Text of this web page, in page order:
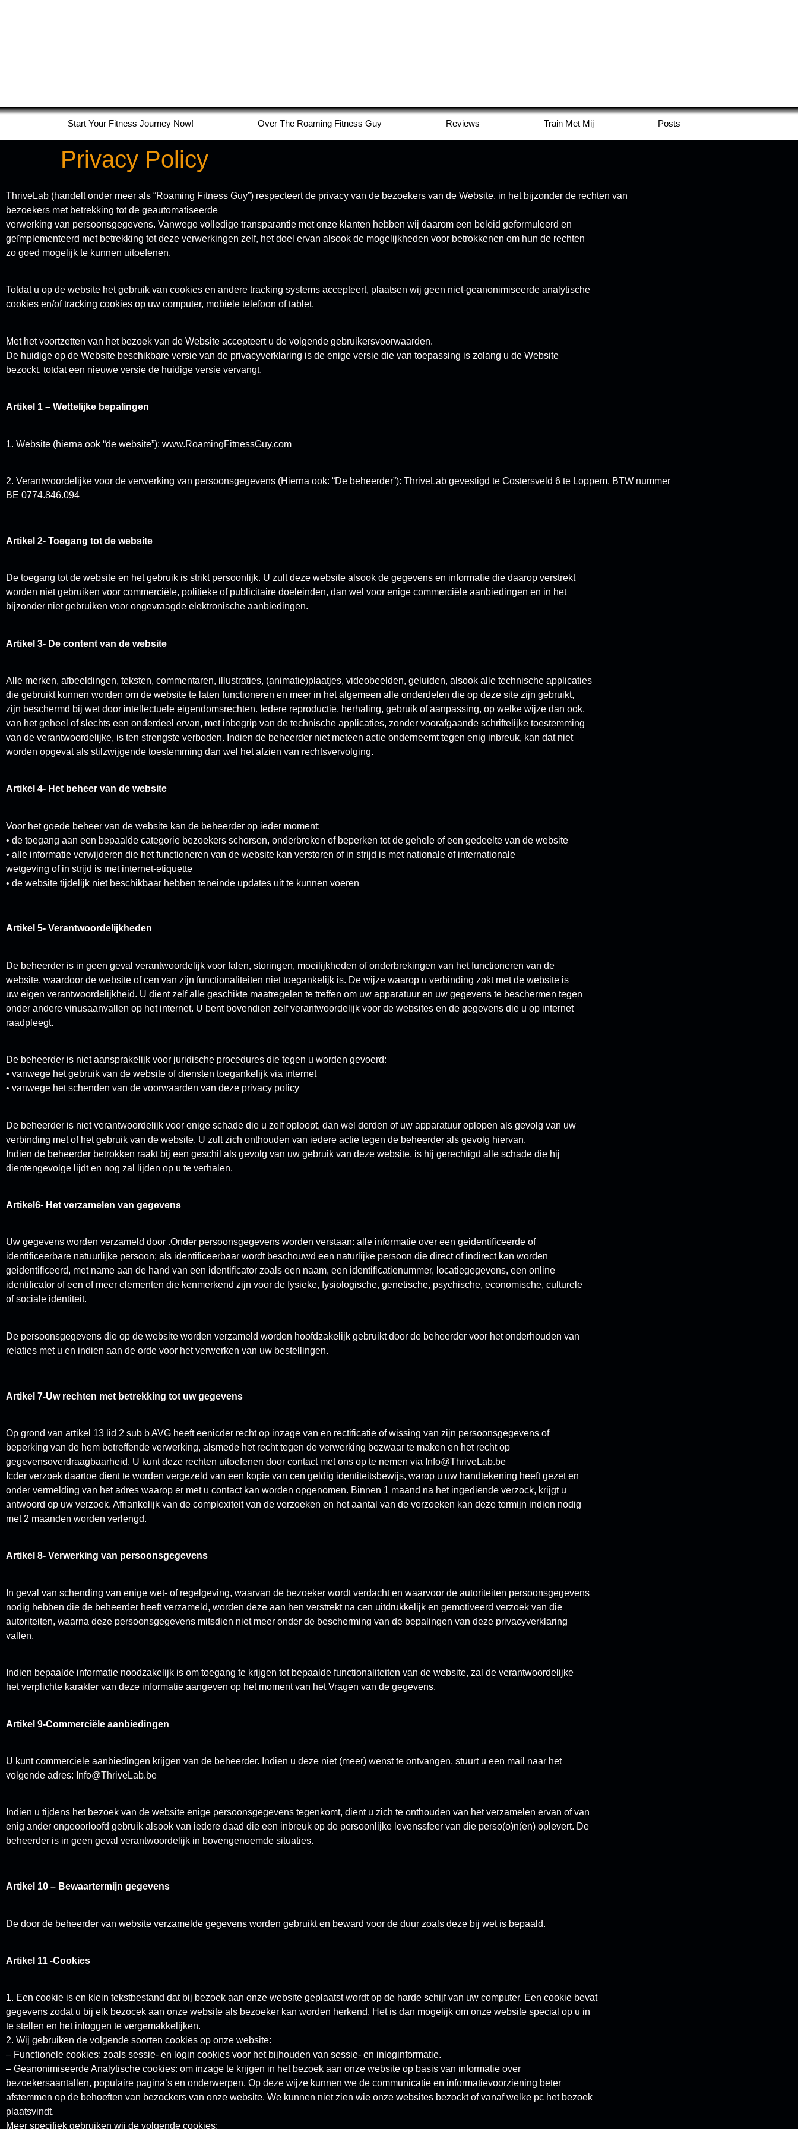
Start Your Fitness Journey Now! Over The Roaming Fitness Guy Reviews Train Met Mij Posts
Privacy Policy
ThriveLab (handelt onder meer als “Roaming Fitness Guy”) respecteert de privacy van de bezoekers van de Website, in het bijzonder de rechten van
bezoekers met betrekking tot de geautomatiseerde
verwerking van persoonsgegevens. Vanwege volledige transparantie met onze klanten hebben wij daarom een beleid geformuleerd en
geïmplementeerd met betrekking tot deze verwerkingen zelf, het doel ervan alsook de mogelijkheden voor betrokkenen om hun de rechten
zo goed mogelijk te kunnen uitoefenen.
Totdat u op de website het gebruik van cookies en andere tracking systems accepteert, plaatsen wij geen niet-geanonimiseerde analytische
cookies en/of tracking cookies op uw computer, mobiele telefoon of tablet.
Met het voortzetten van het bezoek van de Website accepteert u de volgende gebruikersvoorwaarden.
De huidige op de Website beschikbare versie van de privacyverklaring is de enige versie die van toepassing is zolang u de Website
bezockt, totdat een nieuwe versie de huidige versie vervangt.
Artikel 1 – Wettelijke bepalingen
1. Website (hierna ook “de website”): www.RoamingFitnessGuy.com
2. Verantwoordelijke voor de verwerking van persoonsgegevens (Hierna ook: “De beheerder”): ThriveLab gevestigd te Costersveld 6 te Loppem. BTW nummer
BE 0774.846.094
Artikel 2- Toegang tot de website
De toegang tot de website en het gebruik is strikt persoonlijk. U zult deze website alsook de gegevens en informatie die daarop verstrekt
worden niet gebruiken voor commerciële, politieke of publicitaire doeleinden, dan wel voor enige commerciële aanbiedingen en in het
bijzonder niet gebruiken voor ongevraagde elektronische aanbiedingen.
Artikel 3- De content van de website
Alle merken, afbeeldingen, teksten, commentaren, illustraties, (animatie)plaatjes, videobeelden, geluiden, alsook alle technische applicaties
die gebruikt kunnen worden om de website te laten functioneren en meer in het algemeen alle onderdelen die op deze site zijn gebruikt,
zijn beschermd bij wet door intellectuele eigendomsrechten. Iedere reproductie, herhaling, gebruik of aanpassing, op welke wijze dan ook,
van het geheel of slechts een onderdeel ervan, met inbegrip van de technische applicaties, zonder voorafgaande schriftelijke toestemming
van de verantwoordelijke, is ten strengste verboden. Indien de beheerder niet meteen actie onderneemt tegen enig inbreuk, kan dat niet
worden opgevat als stilzwijgende toestemming dan wel het afzien van rechtsvervolging.
Artikel 4- Het beheer van de website
Voor het goede beheer van de website kan de beheerder op ieder moment:
• de toegang aan een bepaalde categorie bezoekers schorsen, onderbreken of beperken tot de gehele of een gedeelte van de website
• alle informatie verwijderen die het functioneren van de website kan verstoren of in strijd is met nationale of internationale
wetgeving of in strijd is met internet-etiquette
• de website tijdelijk niet beschikbaar hebben teneinde updates uit te kunnen voeren
Artikel 5- Verantwoordelijkheden
De beheerder is in geen geval verantwoordelijk voor falen, storingen, moeilijkheden of onderbrekingen van het functioneren van de
website, waardoor de website of cen van zijn functionaliteiten niet toegankelijk is. De wijze waarop u verbinding zokt met de website is
uw eigen verantwoordelijkheid. U dient zelf alle geschikte maatregelen te treffen om uw apparatuur en uw gegevens te beschermen tegen
onder andere vinusaanvallen op het internet. U bent bovendien zelf verantwoordelijk voor de websites en de gegevens die u op internet
raadpleegt.
De beheerder is niet aansprakelijk voor juridische procedures die tegen u worden gevoerd:
• vanwege het gebruik van de website of diensten toegankelijk via internet
• vanwege het schenden van de voorwaarden van deze privacy policy
De beheerder is niet verantwoordelijk voor enige schade die u zelf oploopt, dan wel derden of uw apparatuur oplopen als gevolg van uw
verbinding met of het gebruik van de website. U zult zich onthouden van iedere actie tegen de beheerder als gevolg hiervan.
Indien de beheerder betrokken raakt bij een geschil als gevolg van uw gebruik van deze website, is hij gerechtigd alle schade die hij
dientengevolge lijdt en nog zal lijden op u te verhalen.
Artikel6- Het verzamelen van gegevens
Uw gegevens worden verzameld door .Onder persoonsgegevens worden verstaan: alle informatie over een geidentificeerde of
identificeerbare natuurlijke persoon; als identificeerbaar wordt beschouwd een naturlijke persoon die direct of indirect kan worden
geidentificeerd, met name aan de hand van een identificator zoals een naam, een identificatienummer, locatiegegevens, een online
identificator of een of meer elementen die kenmerkend zijn voor de fysieke, fysiologische, genetische, psychische, economische, culturele
of sociale identiteit.
De persoonsgegevens die op de website worden verzameld worden hoofdzakelijk gebruikt door de beheerder voor het onderhouden van
relaties met u en indien aan de orde voor het verwerken van uw bestellingen.
Artikel 7-Uw rechten met betrekking tot uw gegevens
Op grond van artikel 13 lid 2 sub b AVG heeft eenicder recht op inzage van en rectificatie of wissing van zijn persoonsgegevens of
beperking van de hem betreffende verwerking, alsmede het recht tegen de verwerking bezwaar te maken en het recht op
gegevensoverdraagbaarheid. U kunt deze rechten uitoefenen door contact met ons op te nemen via Info@ThriveLab.be
Icder verzoek daartoe dient te worden vergezeld van een kopie van cen geldig identiteitsbewijs, warop u uw handtekening heeft gezet en
onder vermelding van het adres waarop er met u contact kan worden opgenomen. Binnen 1 maand na het ingediende verzock, krijgt u
antwoord op uw verzoek. Afhankelijk van de complexiteit van de verzoeken en het aantal van de verzoeken kan deze termijn indien nodig
met 2 maanden worden verlengd.
Artikel 8- Verwerking van persoonsgegevens
In geval van schending van enige wet- of regelgeving, waarvan de bezoeker wordt verdacht en waarvoor de autoriteiten persoonsgegevens
nodig hebben die de beheerder heeft verzameld, worden deze aan hen verstrekt na cen uitdrukkelijk en gemotiveerd verzoek van die
autoriteiten, waarna deze persoonsgegevens mitsdien niet meer onder de bescherming van de bepalingen van deze privacyverklaring
vallen.
Indien bepaalde informatie noodzakelijk is om toegang te krijgen tot bepaalde functionaliteiten van de website, zal de verantwoordelijke
het verplichte karakter van deze informatie aangeven op het moment van het Vragen van de gegevens.
Artikel 9-Commerciële aanbiedingen
U kunt commerciele aanbiedingen krijgen van de beheerder. Indien u deze niet (meer) wenst te ontvangen, stuurt u een mail naar het
volgende adres: Info@ThriveLab.be
Indien u tijdens het bezoek van de website enige persoonsgegevens tegenkomt, dient u zich te onthouden van het verzamelen ervan of van
enig ander ongeoorloofd gebruik alsook van iedere daad die een inbreuk op de persoonlijke levenssfeer van die perso(o)n(en) oplevert. De
beheerder is in geen geval verantwoordelijk in bovengenoemde situaties.
Artikel 10 – Bewaartermijn gegevens
De door de beheerder van website verzamelde gegevens worden gebruikt en beward voor de duur zoals deze bij wet is bepaald.
Artikel 11 -Cookies
1. Een cookie is en klein tekstbestand dat bij bezoek aan onze website geplaatst wordt op de harde schijf van uw computer. Een cookie bevat
gegevens zodat u bij elk bezocek aan onze website als bezoeker kan worden herkend. Het is dan mogelijk om onze website special op u in
te stellen en het inloggen te vergemakkelijken.
2. Wij gebruiken de volgende soorten cookies op onze website:
– Functionele cookies: zoals sessie- en login cookies voor het bijhouden van sessie- en inloginformatie.
– Geanonimiseerde Analytische cookies: om inzage te krijgen in het bezoek aan onze website op basis van informatie over
bezoekersaantallen, populaire pagina’s en onderwerpen. Op deze wijze kunnen we de communicatie en informatievoorziening beter
afstemmen op de behoeften van bezockers van onze website. We kunnen niet zien wie onze websites bezockt of vanaf welke pc het bezoek
plaatsvindt.
Meer specifiek gebruiken wij de volgende cookies: